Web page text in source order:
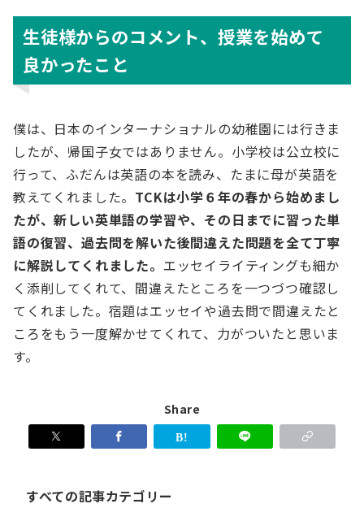
生徒様からのコメント、授業を始めて
良かったこと
僕は、日本のインターナショナルの幼稚園には行きま
したが、帰国子女ではありません。小学校は公立校に
行って、ふだんは英語の本を読み、たまに母が英語を
教えてくれました。 TCKは小学６年の春から始めまし
たが、新しい英単語の学習や、その日までに習った単
語の復習、過去問を解いた後間違えた問題を全て丁寧
に解説してくれました。 エッセイライティングも細か
く添削してくれて、間違えたところを一つづつ確認し
てくれました。宿題はエッセイや過去問で間違えたと
ころをもう一度解かせてくれて、力がついたと思いま
す。
Share
すべての記事カテゴリー
べ
記